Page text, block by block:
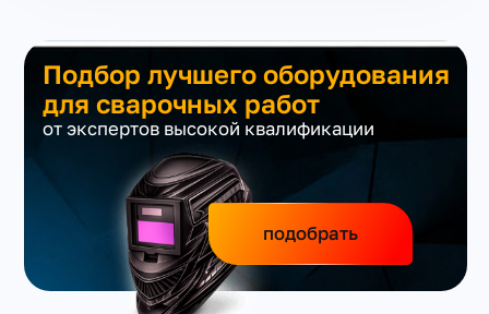
Подбор лучшего оборудования
для сварочных работ
от экспертов высокой квалификации
подобрать